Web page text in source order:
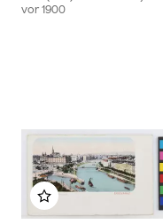
vor 1900
Zu meinem